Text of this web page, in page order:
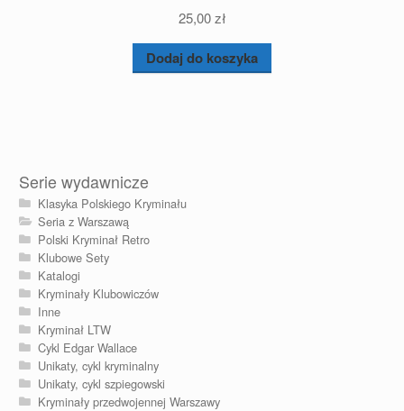
25,00zł
Dodaj do koszyka
Serie wydawnicze
Klasyka Polskiego Kryminału
Seria z Warszawą
Polski Kryminał Retro
Klubowe Sety
Katalogi
Kryminały Klubowiczów
Inne
Kryminał LTW
Cykl Edgar Wallace
Unikaty, cykl kryminalny
Unikaty, cykl szpiegowski
Kryminały przedwojennej Warszawy